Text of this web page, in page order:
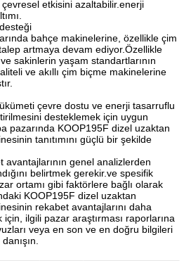
etkisini azaltabilir.enerji
bahçe makinelerine, özellikle çim
artmaya devam ediyor.Özellikle
sakinlerin yaşam standartlarının
ve akıllı çim biçme makinelerine
çevre dostu ve enerji tasarruflu
desteklemek için uygun
pazarında KOOP195F dizel uzaktan
tanıtımını güçlü bir şekilde
avantajlarının genel analizlerden
belirtmek gerekir.ve spesifik
ortamı gibi faktörlere bağlı olarak
KOOP195F dizel uzaktan
rekabet avantajlarını daha
ilgili pazar araştırması raporlarına
veya en son ve en doğru bilgileri